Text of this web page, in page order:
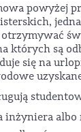
powyżej
których są
się na
inżyniera